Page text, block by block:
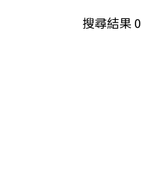
搜尋結果0